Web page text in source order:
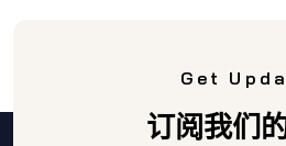
Get
订阅我们